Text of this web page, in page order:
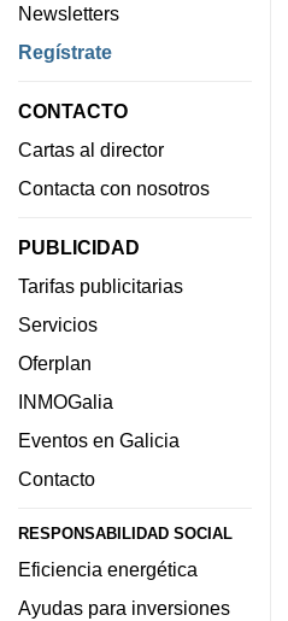
Newsletters
Regístrate
CONTACTO
Cartas al director
Contacta con nosotros
PUBLICIDAD
Tarifas publicitarias
Servicios
Oferplan
INMOGalia
Eventos en Galicia
Contacto
RESPONSABILIDAD SOCIAL
Eficiencia energética
Ayudas para inversiones